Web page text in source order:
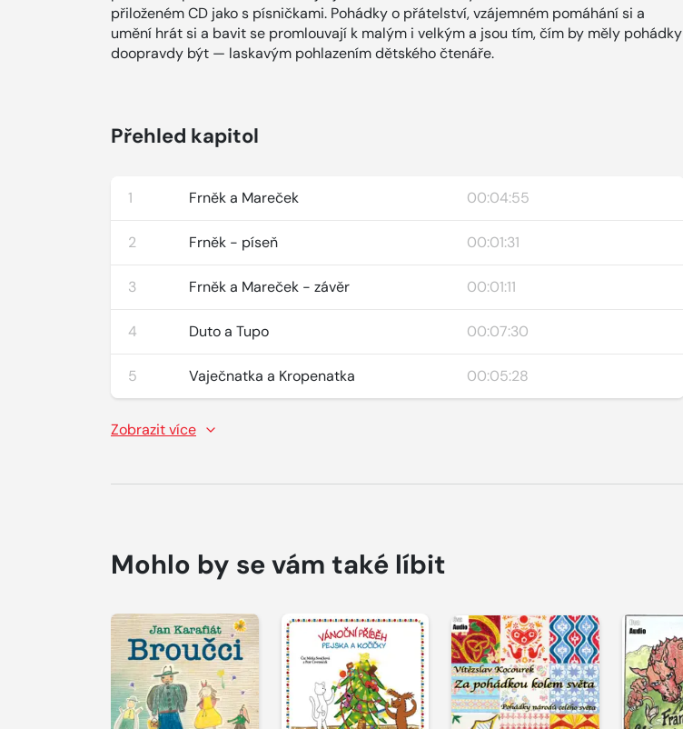
přiloženém CD jako s písničkami. Pohádky o přátelství, vzájemném pomáhání si a
umění hrát si a bavit se promlouvají k malým i velkým a jsou tím, čím by měly pohádky
doopravdy být — laskavým pohlazením dětského čtenáře.
Přehled kapitol
1 Frněk a Mareček 00:04:55
2 Frněk - píseň 00:01:31
3 Frněk a Mareček - závěr 00:01:11
4 Duto a Tupo 00:07:30
5 Vaječnatka a Kropenatka 00:05:28
Zobrazit více
Mohlo by se vám také líbit
Přehrát
ukázku
Přehrát
ukázku
Přehrát
ukázku
Přehrát
ukázku